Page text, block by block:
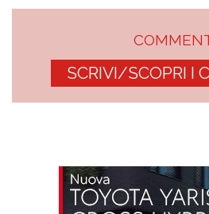
SCRIVI/SCOPRI I